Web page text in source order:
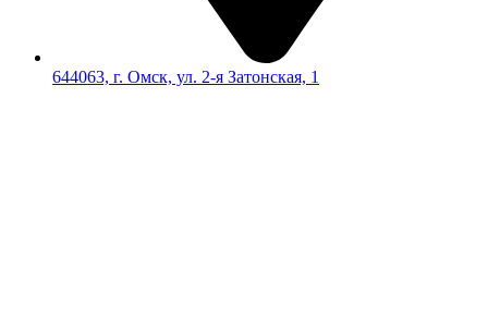
644063, г. Омск, ул. 2-я Затонская, 1